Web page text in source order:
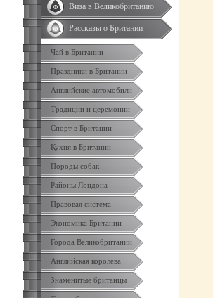
Виза в Великобританию
Рассказы о Британии
Чай в Британии
Праздники в Британии
Английские автомобили
Традиции и церемонии
Спорт в Британии
Кухня в Британии
Породы собак
Районы Лондона
Правовая система
Экономика Британии
Города Великобритании
Английская королева
Знаменитые британцы